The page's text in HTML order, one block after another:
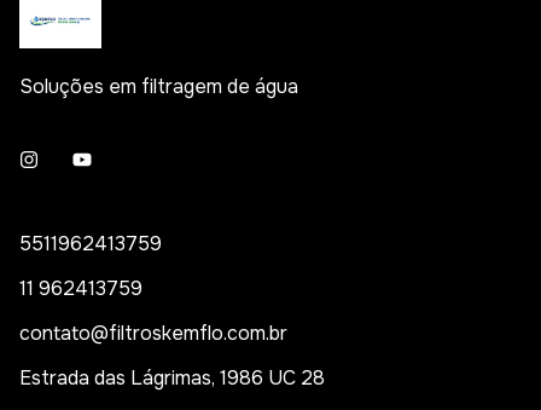
Soluções em filtragem de água
5511962413759
11 962413759
contato@filtroskemflo.com.br
Estrada das Lágrimas, 1986 UC 28